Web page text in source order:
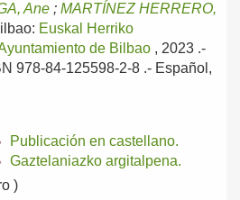
Ane ; MARTÍNEZ HERRERO,
Euskal Herriko
de Bilbao , 2023 .-
978-84-125598-2-8 .- Español,
Publicación en castellano.
Gaztelaniazko argitalpena.
)